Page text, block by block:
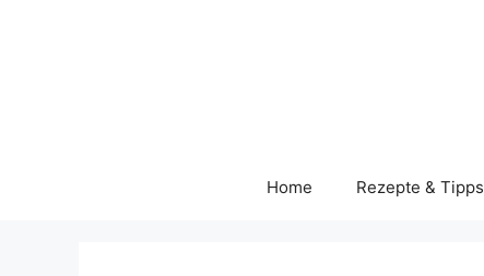
Home Rezepte & Tipps